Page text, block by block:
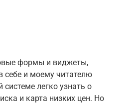
формы и виджеты,
себе и моему читателю
легко узнать о
и карта низких цен. Но